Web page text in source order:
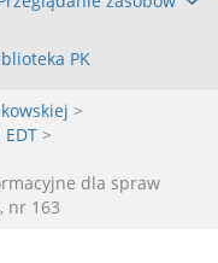
PK
>
>
dla spraw
nr 163